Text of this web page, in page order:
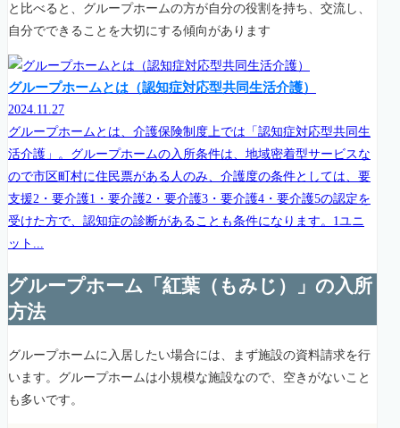
と比べると、グループホームの方が自分の役割を持ち、交流し、
自分でできることを大切にする傾向があります
グループホームとは（認知症対応型共同生活介護）
2024.11.27
グループホームとは、介護保険制度上では「認知症対応型共同生
活介護」。グループホームの入所条件は、地域密着型サービスな
ので市区町村に住民票がある人のみ、介護度の条件としては、要
支援2・要介護1・要介護2・要介護3・要介護4・要介護5の認定を
受けた方で、認知症の診断があることも条件になります。1ユニ
ット...
グループホーム「紅葉（もみじ）」の入所
方法
グループホームに入居したい場合には、まず施設の資料請求を行
います。グループホームは小規模な施設なので、空きがないこと
も多いです。